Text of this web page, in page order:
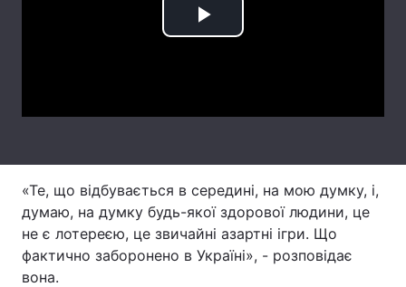
Play
«Те, що відбувається в середині, на мою думку, і,
думаю, на думку будь-якої здорової людини, це
не є лотереєю, це звичайні азартні ігри. Що
фактично заборонено в Україні», - розповідає
вона.